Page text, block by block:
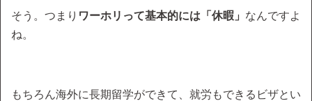
そう。つまり ワーホリって基本的には「休暇」 なんですよ
ね。
もちろん海外に長期留学ができて、就労もできるビザとい